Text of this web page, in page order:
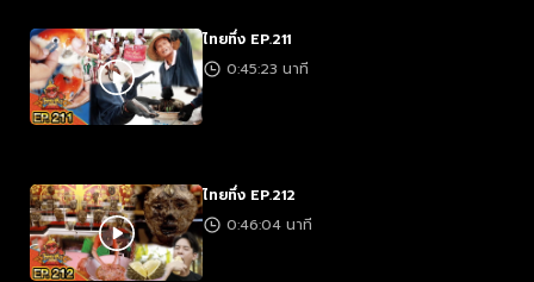
ไทยทึ่ง EP.211
0:45:23 นาที
ไทยทึ่ง EP.212
0:46:04 นาที